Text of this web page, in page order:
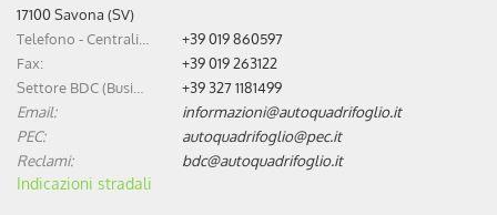
17100 Savona (SV)
+39 019 860597
Fax:
+39 019 263122
+39 327 1181499
Email:
informazioni@autoquadrifoglio.it
PEC:
autoquadrifoglio@pec.it
Reclami:
bdc@autoquadrifoglio.it
Indicazioni stradali